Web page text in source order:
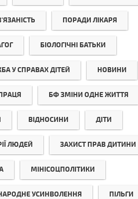
ПОРАДИ ЛІКАРЯ
БІОЛОГІЧНІ БАТЬКИ
У СПРАВАХ ДІТЕЙ НОВИНИ
БФ ЗМІНИ ОДНЕ ЖИТТЯ
ВІДНОСИНИ ДІТИ
ЛЮДЕЙ ЗАХИСТ ПРАВ ДИТИНИ
МІНІСОЦПОЛІТИКИ
УСИНВОЛЕННЯ ПІЛЬГИ